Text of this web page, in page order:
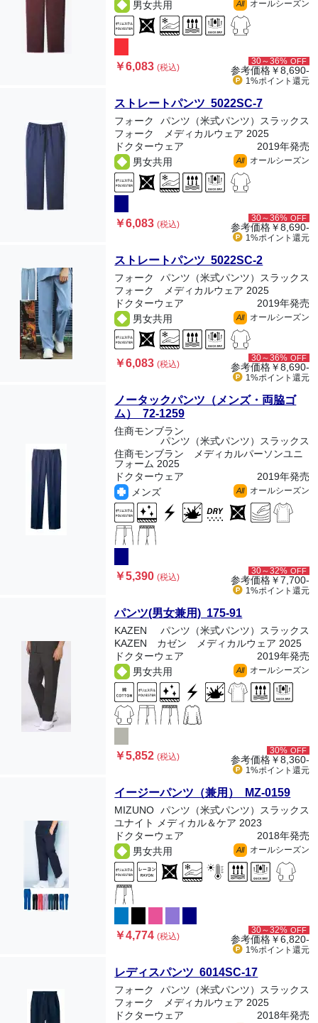
男女共用
All オールシーズン
￥6,083(税込)
30～36% OFF
参考価格￥8,690-
1%ポイント 還元
ストレートパンツ 5022SC-7
フォーク
パンツ（米式パンツ）スラックス
フォーク メディカルウェア 2025
ドクターウェア
2019年発売
男女共用
All オールシーズン
￥6,083(税込)
30～36% OFF
参考価格￥8,690-
1%ポイント 還元
ストレートパンツ 5022SC-2
フォーク
パンツ（米式パンツ）スラックス
フォーク メディカルウェア 2025
ドクターウェア
2019年発売
男女共用
All オールシーズン
￥6,083(税込)
30～36% OFF
参考価格￥8,690-
1%ポイント 還元
ノータックパンツ（メンズ・両脇ゴ
ム） 72-1259
住商モンブラン
パンツ（米式パンツ）スラックス
住商モンブラン メディカルパーソンユニ
フォーム 2025
ドクターウェア
2019年発売
メンズ
All オールシーズン
￥5,390(税込)
30～32% OFF
参考価格￥7,700-
1%ポイント 還元
パンツ(男女兼用) 175-91
KAZEN
パンツ（米式パンツ）スラックス
KAZEN カゼン メディカルウェア 2025
ドクターウェア
2019年発売
男女共用
All オールシーズン
￥5,852(税込)
30% OFF
参考価格￥8,360-
1%ポイント 還元
イージーパンツ（兼用） MZ-0159
MIZUNO パンツ（米式パンツ）スラックス
ユナイト メディカル＆ケア 2023
ドクターウェア
2018年発売
男女共用
All オールシーズン
￥4,774(税込)
30～32% OFF
参考価格￥6,820-
1%ポイント 還元
レディスパンツ 6014SC-17
フォーク
パンツ（米式パンツ）スラックス
フォーク メディカルウェア 2025
ドクターウェア
2018年発売